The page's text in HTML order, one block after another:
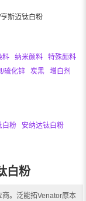
斯迈钛白粉
料 纳米颜料
特殊颜料
/硫化锌 炭黑
增白剂
白粉 安纳达钛白粉
白粉
。泛能拓Venator原本